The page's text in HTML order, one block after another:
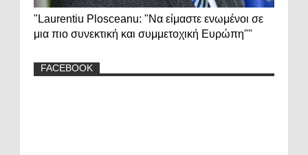
"Laurentiu Plosceanu: "Να είμαστε ενωμένοι σε
μια πιο συνεκτική και συμμετοχική Ευρώπη""
FACEBOOK